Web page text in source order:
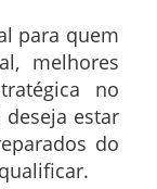
para quem
melhores
no
deseja estar
do